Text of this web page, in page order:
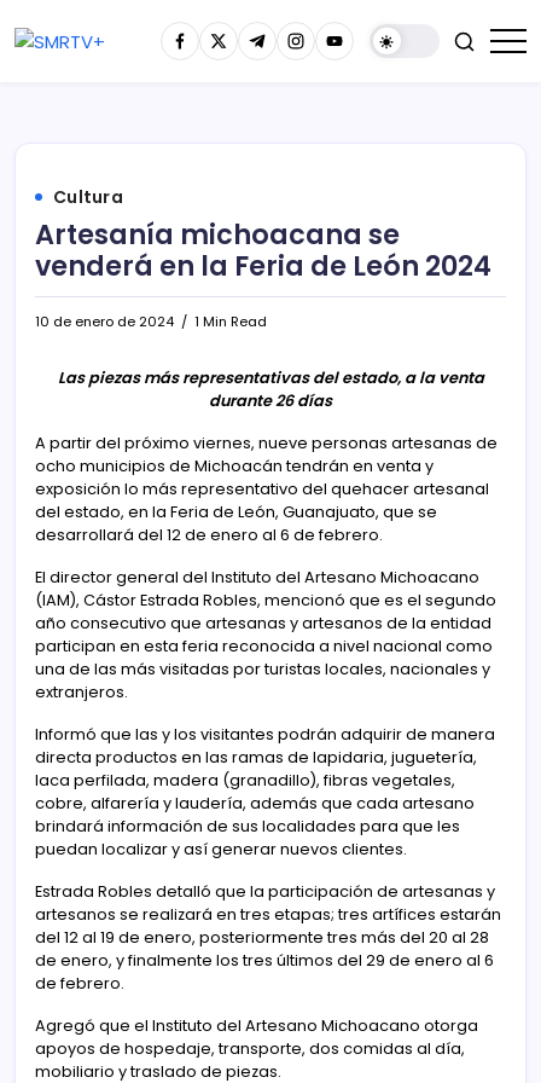
Cultura
Artesanía michoacana se
venderá en la Feria de León 2024
10 de enero de 2024 1 Min Read
Las piezas más representativas del estado, a la venta
durante 26 días
A partir del próximo viernes, nueve personas artesanas de
ocho municipios de Michoacán tendrán en venta y
exposición lo más representativo del quehacer artesanal
del estado, en la Feria de León, Guanajuato, que se
desarrollará del 12 de enero al 6 de febrero.
El director general del Instituto del Artesano Michoacano
(IAM), Cástor Estrada Robles, mencionó que es el segundo
año consecutivo que artesanas y artesanos de la entidad
participan en esta feria reconocida a nivel nacional como
una de las más visitadas por turistas locales, nacionales y
extranjeros.
Informó que las y los visitantes podrán adquirir de manera
directa productos en las ramas de lapidaria, juguetería,
laca perfilada, madera (granadillo), fibras vegetales,
cobre, alfarería y laudería, además que cada artesano
brindará información de sus localidades para que les
puedan localizar y así generar nuevos clientes.
Estrada Robles detalló que la participación de artesanas y
artesanos se realizará en tres etapas; tres artífices estarán
del 12 al 19 de enero, posteriormente tres más del 20 al 28
de enero, y finalmente los tres últimos del 29 de enero al 6
de febrero.
Agregó que el Instituto del Artesano Michoacano otorga
apoyos de hospedaje, transporte, dos comidas al día,
mobiliario y traslado de piezas.